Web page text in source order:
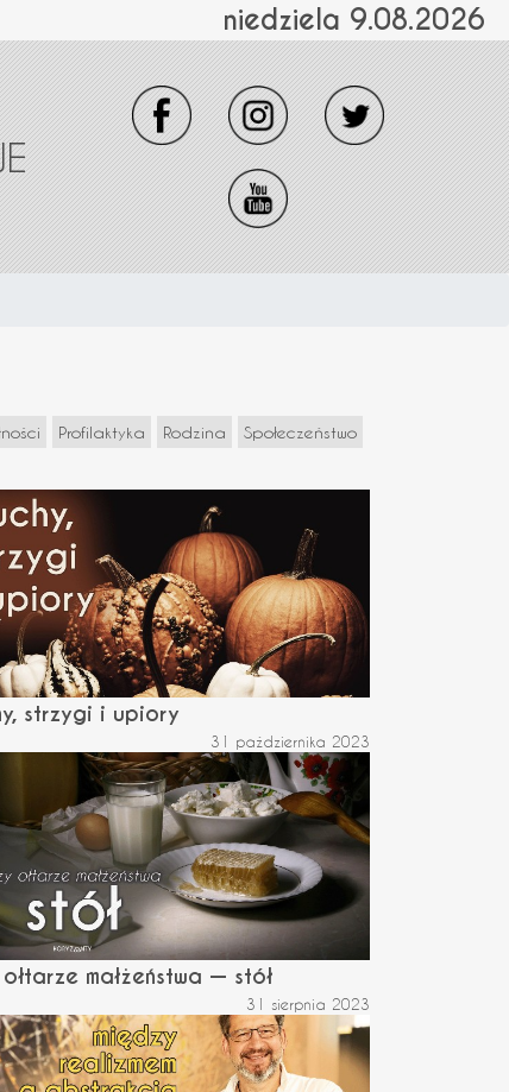
niedziela 9.08.2026
Profilaktyka Rodzina
Społeczeństwo
strzygi i upiory
31 października 2023
małżeństwa — stół
31 sierpnia 2023